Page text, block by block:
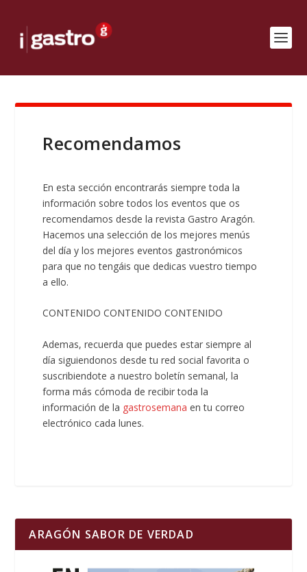
Recomendamos
En esta sección encontrarás siempre toda la
información sobre todos los eventos que os
recomendamos desde la revista Gastro Aragón.
Hacemos una selección de los mejores menús
del día y los mejores eventos gastronómicos
para que no tengáis que dedicas vuestro tiempo
a ello.
CONTENIDO CONTENIDO CONTENIDO
Ademas, recuerda que puedes estar siempre al
día siguiendonos desde tu red social favorita o
suscribiendote a nuestro boletín semanal, la
forma más cómoda de recibir toda la
información de la gastrosemana en tu correo
electrónico cada lunes.
ARAGÓN SABOR DE VERDAD